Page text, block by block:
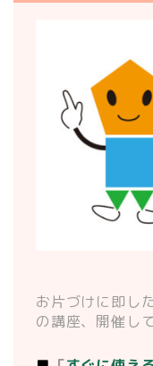
お片づけに即し
の講座、開催し